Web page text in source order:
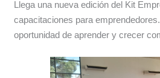
Llega una nueva edición del Kit
capacitaciones para
oportunidad de aprender y crecer